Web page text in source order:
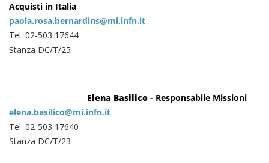
Acquisti in Italia
paola.rosa.bernardins@mi.infn.it
Tel. 02-503 17644
Stanza DC/T/25
Elena Basilico - Responsabile Missioni
elena.basilico@mi.infn.it
Tel. 02-503 17640
Stanza DC/T/23